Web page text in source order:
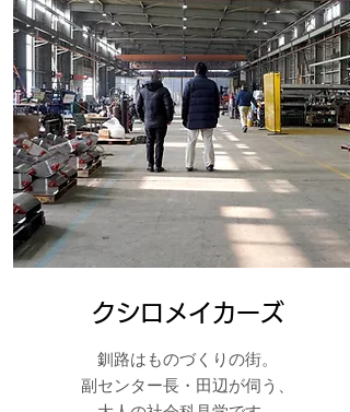
クシロメイカーズ
​釧路はものづくりの街。
副センター長・田辺が伺う、